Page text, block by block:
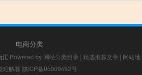
电商分类
汇 Powered by 网站分类目录 | 精选推荐文章 | 网站地
难解答 陕ICP备05009492号